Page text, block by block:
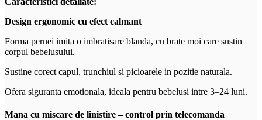
Design ergonomic cu efect calmant
Forma pernei imita o imbratisare blanda, cu brate moi care sustin
corpul bebelusului.
Sustine corect capul, trunchiul si picioarele in pozitie naturala.
Ofera siguranta emotionala, ideala pentru bebelusi intre 3–24 luni.
Mana cu miscare de linistire – control prin telecomanda